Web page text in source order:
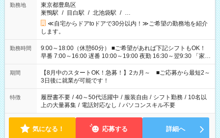
勤務地
東京都豊島区
巣鴨駅 / 目白駅 / 北池袋駅 / …
≪自宅からドアtoドアで30分以内！≫ご希望の勤務地を紹介
します。
勤務時間
9:00～18:00（休憩60分） ■ご希望があれば下記シフトもOK！
早番 7:00～16:00 遅番 10:00～19:00 夜勤 16:30～翌9:30 「家族
と休みを合わせたい」 「余裕を持って夕飯の準備がしたい」
「できれば残業はしたくない」 など、ご希望を教えてください
ね。 ※Wワーク希望の方へ 今ご覧のお仕事で希望する勤務時間
と、もう1つのお仕事の勤務時間。 合計で週40時間を超える場
合は応募できません。
期間
【8月中のスタートOK！急募！】2カ月～ ■ご応募から最短2～
3日後に就業が可能です！
特徴 履歴書不要 / 40～50代活躍中 / 服装自由 / シフト勤務 / 10名以
上の大量募集 / 電話対応なし / パソコンスキル不要
気になる！ 応募する 詳細へ